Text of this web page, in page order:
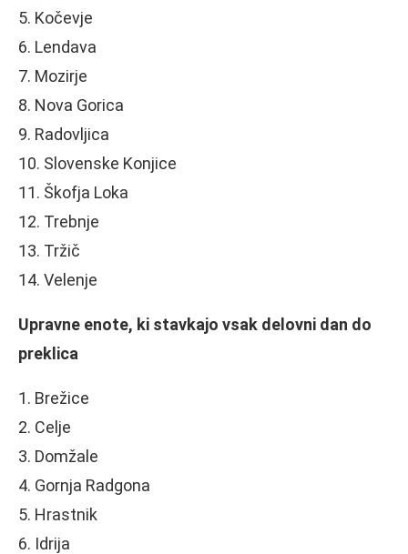
5. Kočevje
6. Lendava
7. Mozirje
8. Nova Gorica
9. Radovljica
10. Slovenske Konjice
11. Škofja Loka
12. Trebnje
13. Tržič
14. Velenje
Upravne enote, ki stavkajo vsak delovni dan do
preklica
1. Brežice
2. Celje
3. Domžale
4. Gornja Radgona
5. Hrastnik
6. Idrija